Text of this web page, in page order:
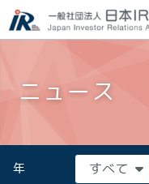
ニュース
年